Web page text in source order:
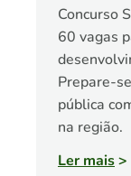
Concurso
60 vagas
Prepare-
pública
na região.
Ler mais>